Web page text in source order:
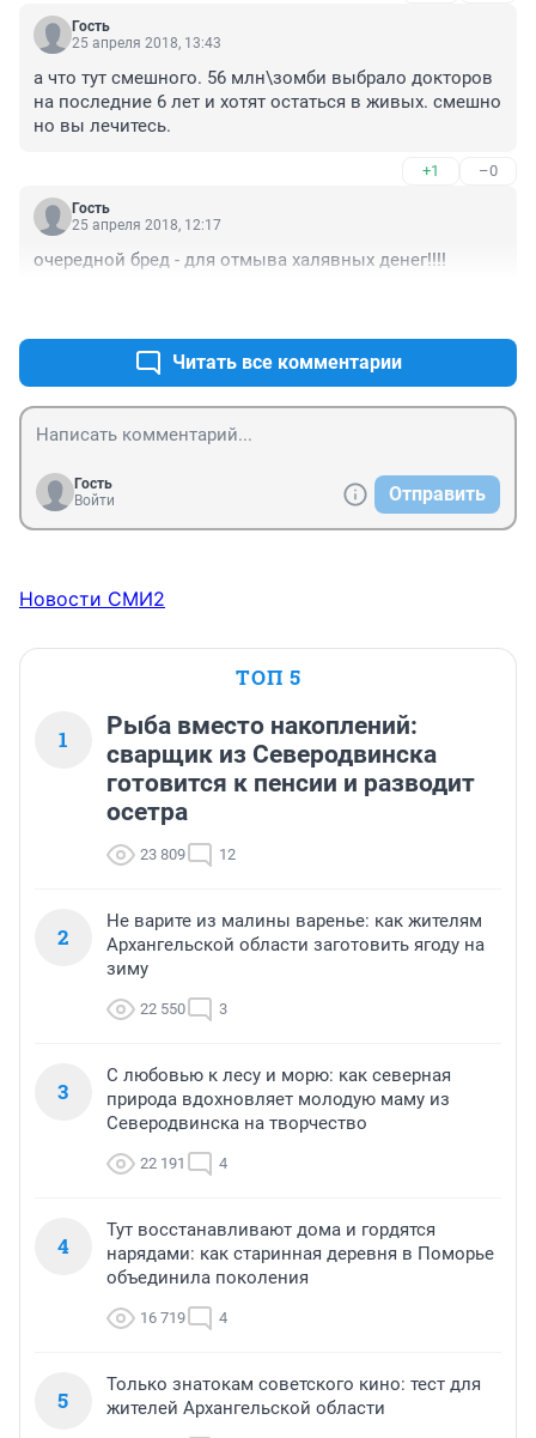
Гость
25 апреля 2018, 13:43
а что тут смешного. 56 млн\зомби выбрало докторов
на последние 6 лет и хотят остаться в живых. смешно
но вы лечитесь.
+1 –0
Гость
25 апреля 2018, 12:17
очередной бред - для отмыва халявных денег!!!!
Читать все комментарии
Гость
Войти
Отправить
Новости СМИ2
ТОП 5
1
Рыба вместо накоплений:
сварщик из Северодвинска
готовится к пенсии и разводит
осетра
23 809 12
2
Не варите из малины варенье: как жителям
Архангельской области заготовить ягоду на
зиму
22 550 3
3
С любовью к лесу и морю: как северная
природа вдохновляет молодую маму из
Северодвинска на творчество
22 191 4
4
Тут восстанавливают дома и гордятся
нарядами: как старинная деревня в Поморье
объединила поколения
16 719 4
5
Только знатокам советского кино: тест для
жителей Архангельской области